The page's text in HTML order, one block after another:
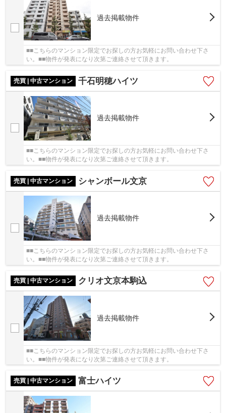
過去掲載物件
■■こちらのマンション限定でお探しの方お気軽にお問い合わせ下さ
い。■■物件が発表になり次第ご連絡させて頂きます。
売買 | 中古マンション 千石明穂ハイツ
過去掲載物件
■■こちらのマンション限定でお探しの方お気軽にお問い合わせ下さ
い。■■物件が発表になり次第ご連絡させて頂きます。
売買 | 中古マンション シャンボール文京
過去掲載物件
■■こちらのマンション限定でお探しの方お気軽にお問い合わせ下さ
い。■■物件が発表になり次第ご連絡させて頂きます。
売買 | 中古マンション クリオ文京本駒込
過去掲載物件
■■こちらのマンション限定でお探しの方お気軽にお問い合わせ下さ
い。■■物件が発表になり次第ご連絡させて頂きます。
売買 | 中古マンション 富士ハイツ